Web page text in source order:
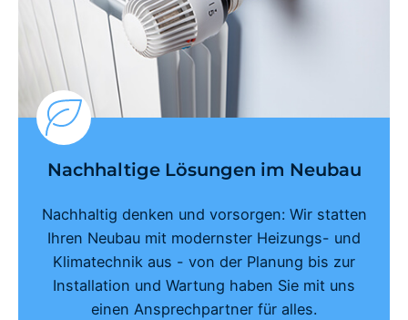
Nachhaltige Lösungen im Neubau
Nachhaltig denken und vorsorgen: Wir statten
Ihren Neubau mit modernster Heizungs- und
Klimatechnik aus - von der Planung bis zur
Installation und Wartung haben Sie mit uns
einen Ansprechpartner für alles.